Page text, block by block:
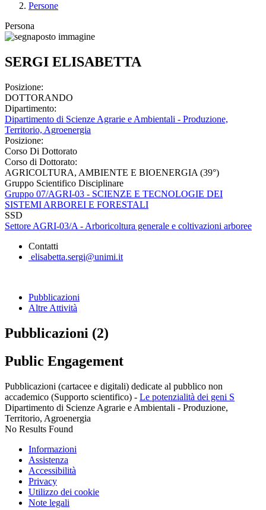
Persone
Persona
SERGI ELISABETTA
Posizione:
DOTTORANDO
Dipartimento:
Dipartimento di Scienze Agrarie e Ambientali - Produzione,
Territorio, Agroenergia
Posizione:
Corso Di Dottorato
Corso di Dottorato:
AGRICOLTURA, AMBIENTE E BIOENERGIA (39°)
Gruppo Scientifico Disciplinare
Gruppo 07/AGRI-03 - SCIENZE E TECNOLOGIE DEI
SISTEMI ARBOREI E FORESTALI
SSD
Settore AGRI-03/A - Arboricoltura generale e coltivazioni arboree
Contatti
elisabetta.sergi@unimi.it
Pubblicazioni
Altre Attività
Pubblicazioni (2)
Public Engagement
Pubblicazioni (cartacee e digitali) dedicate al pubblico non
accademico (Supporto scientifico) - Le potenzialità dei geni S
Dipartimento di Scienze Agrarie e Ambientali - Produzione,
Territorio, Agroenergia
No Results Found
Informazioni
Assistenza
Accessibilità
Privacy
Utilizzo dei cookie
Note legali